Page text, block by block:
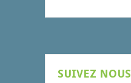
SUIVEZ NOUS